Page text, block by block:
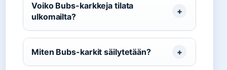
Voiko Bubs-karkkeja tilata
ulkomailta?
Miten Bubs-karkit säilytetään?